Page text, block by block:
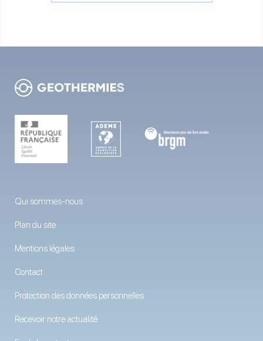
Qui sommes-nous
Plan du site
Mentions légales
Contact
Protection des données personnelles
Recevoir notre actualité